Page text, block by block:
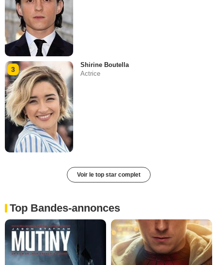
3
Shirine Boutella
Actrice
Voir le top star complet
Top Bandes-annonces